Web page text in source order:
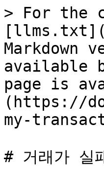
> For the
Markdown
available
page is
(https://
my-
# 거래가 실